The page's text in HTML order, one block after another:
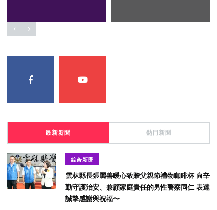
最新新聞 熱門新聞
綜合新聞
雲林縣長張麗善暖心致贈父親節禮物咖啡杯 向辛
勤守護治安、兼顧家庭責任的男性警察同仁 表達
誠摯感謝與祝福〜